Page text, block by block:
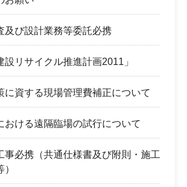
及び設計業務等委託必携
設リサイクル推進計画2011」
に資する現場管理費補正について
おける遠隔臨場の試行について
事必携（共通仕様書及び附則・施工